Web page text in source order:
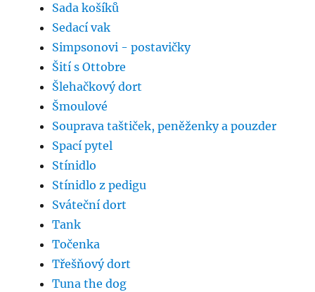
Sada košíků
Sedací vak
Simpsonovi - postavičky
Šití s Ottobre
Šlehačkový dort
Šmoulové
Souprava taštiček, peněženky a pouzder
Spací pytel
Stínidlo
Stínidlo z pedigu
Sváteční dort
Tank
Točenka
Třešňový dort
Tuna the dog